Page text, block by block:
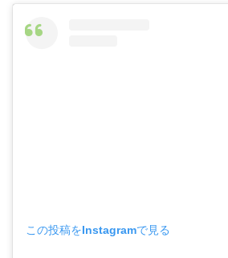
この投稿をInstagramで見る